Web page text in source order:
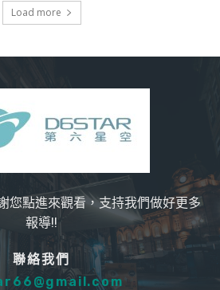
Load more
您點進來觀看，支持我們做好更多
報導!!
聯絡我們